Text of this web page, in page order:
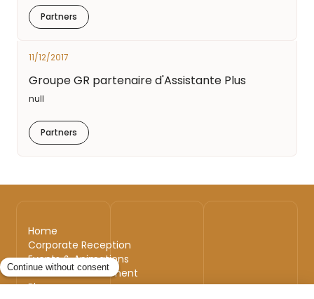
Partners
11/12/2017
Groupe GR partenaire d'Assistante Plus
null
Partners
Home
Corporate Reception
Events & Animations
Interim & Recruitment
Blog